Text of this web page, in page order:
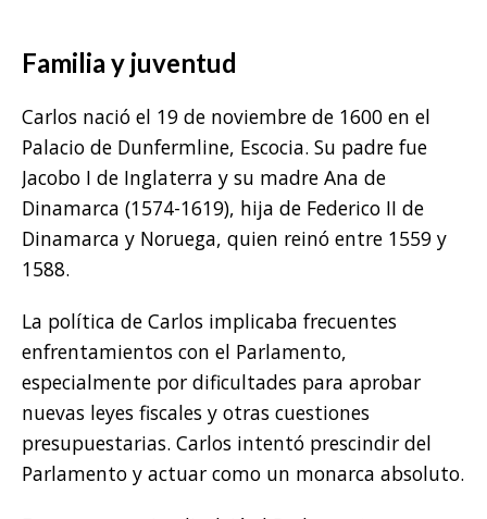
Familia y juventud
Carlos nació el 19 de noviembre de 1600 en el
Palacio de Dunfermline, Escocia. Su padre fue
Jacobo I de Inglaterra y su madre Ana de
Dinamarca (1574-1619), hija de Federico II de
Dinamarca y Noruega, quien reinó entre 1559 y
1588.
La política de Carlos implicaba frecuentes
enfrentamientos con el Parlamento,
especialmente por dificultades para aprobar
nuevas leyes fiscales y otras cuestiones
presupuestarias. Carlos intentó prescindir del
Parlamento y actuar como un monarca absoluto.